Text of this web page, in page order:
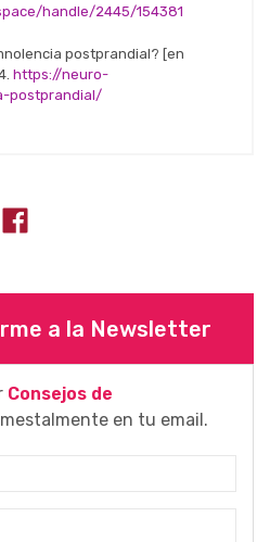
handle/2445/154381
postprandial? [en
https://neuro-
postprandial/
a la Newsletter
Consejos de
en tu email.